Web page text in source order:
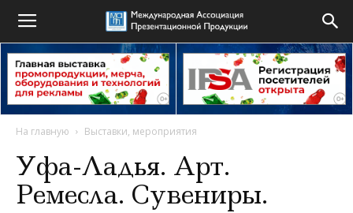
На главную Выставки, мероприятия
Уфа-Ладья. Арт.
Ремесла. Сувениры.